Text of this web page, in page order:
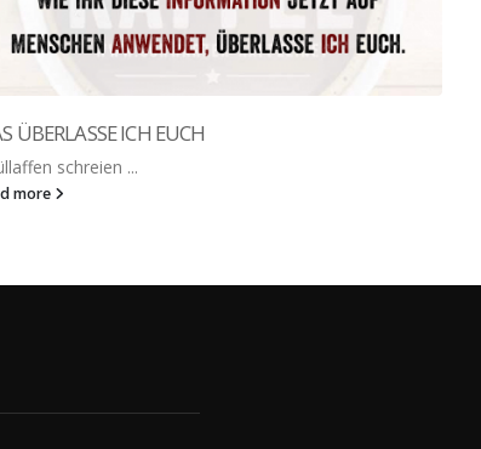
ÜBERLASSE ICH EUCH
schreien ...
more